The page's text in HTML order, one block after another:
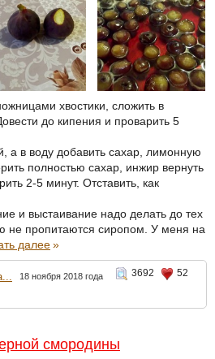
хвостики, сложить в
до кипения и проварить 5
а в воду добавить сахар, лимонную
полностью сахар, инжир вернуть
2-5 минут. Отставить, как
и выстаивание надо делать до тех
не пропитаются сиропом. У меня на
далее»
18 ноября 2018 года 3692
52
смородины